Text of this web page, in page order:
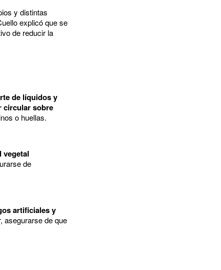
y distintas
explicó que se
de reducir la
de líquidos y
circular sobre
o huellas.
vegetal
de
artificiales y
asegurarse de que